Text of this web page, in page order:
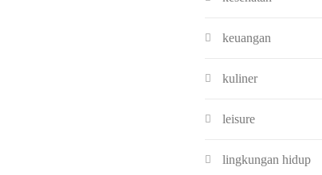
keuangan
kuliner
leisure
lingkungan hidup